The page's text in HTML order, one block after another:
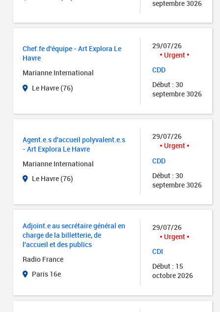
septembre 3026
Chef.fe d'équipe - Art Explora Le
Havre
Marianne International
Le Havre (76)
29/07/26
Urgent
CDD
Début : 30
septembre 3026
Agent.e.s d'accueil polyvalent.e.s
- Art Explora Le Havre
Marianne International
Le Havre (76)
29/07/26
Urgent
CDD
Début : 30
septembre 3026
Adjoint.e au secrétaire général en
charge de la billetterie, de
l'accueil et des publics
Radio France
Paris 16e
29/07/26
Urgent
CDI
Début : 15
octobre 2026